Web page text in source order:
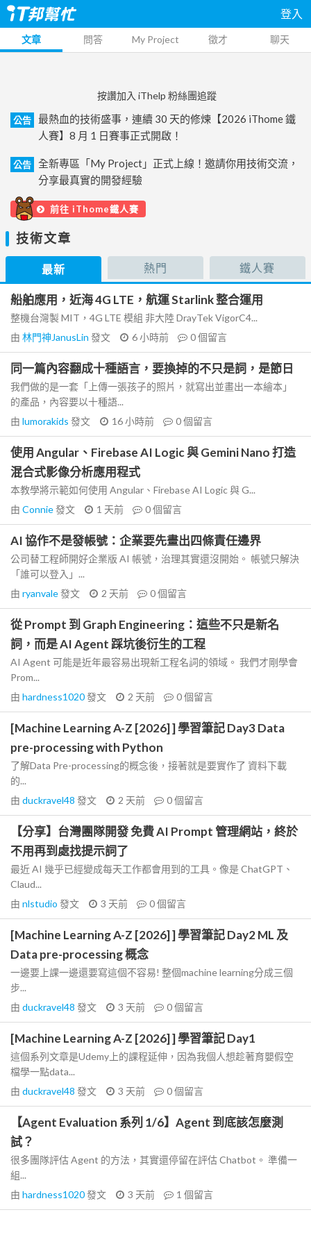
登入
文章 問答 My Project 徵才 聊天
按讚加入 iThelp 粉絲團追蹤
公告
最熱血的技術盛事，連續 30 天的修煉【2026 iThome 鐵
人賽】8 月 1 日賽事正式開啟！
公告
全新專區「My Project」正式上線！邀請你用技術交流，
分享最真實的開發經驗
前往 iThome鐵人賽
技術文章
最新 熱門 鐵人賽
船舶應用，近海 4G LTE，航運 Starlink 整合運用
整機台灣製 MIT，4G LTE 模組 非大陸 DrayTek VigorC4...
由 林門神JanusLin 發文 6 小時前 0個留言
同一篇內容翻成十種語言，要換掉的不只是詞，是節日
我們做的是一套「上傳一張孩子的照片，就寫出並畫出一本繪本」
的產品，內容要以十種語...
由 lumorakids 發文 16 小時前 0個留言
使用 Angular、Firebase AI Logic 與 Gemini Nano 打造
混合式影像分析應用程式
本教學將示範如何使用 Angular、Firebase AI Logic 與 G...
由 Connie發文 1 天前 0個留言
AI 協作不是發帳號：企業要先畫出四條責任邊界
公司替工程師開好企業版 AI 帳號，治理其實還沒開始。 帳號只解決
「誰可以登入」...
由 ryanvale發文 2 天前 0個留言
從 Prompt 到 Graph Engineering：這些不只是新名
詞，而是 AI Agent 踩坑後衍生的工程
AI Agent 可能是近年最容易出現新工程名詞的領域。 我們才剛學會
Prom...
由 hardness1020發文 2 天前 0個留言
[Machine Learning A-Z [2026] ] 學習筆記 Day3 Data
pre-processing with Python
了解Data Pre-processing的概念後，接著就是要實作了 資料下載
的...
由 duckravel48 發文 2 天前 0個留言
【分享】台灣團隊開發 免費 AI Prompt 管理網站，終於
不用再到處找提示詞了
最近 AI 幾乎已經變成每天工作都會用到的工具。像是 ChatGPT、
Claud...
由 nlstudio 發文 3 天前 0個留言
[Machine Learning A-Z [2026] ] 學習筆記 Day2 ML 及
Data pre-processing 概念
一邊要上課一邊還要寫這個不容易! 整個machine learning分成三個
步...
由 duckravel48 發文 3 天前 0個留言
[Machine Learning A-Z [2026] ] 學習筆記 Day1
這個系列文章是Udemy上的課程延伸，因為我個人想趁著育嬰假空
檔學一點data...
由 duckravel48 發文 3 天前 0個留言
【Agent Evaluation 系列 1/6】Agent 到底該怎麼測
試？
很多團隊評估 Agent 的方法，其實還停留在評估 Chatbot。 準備一
組...
由 hardness1020發文 3 天前 1 個留言